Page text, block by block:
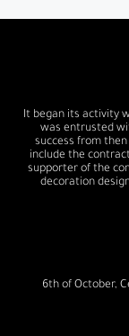
It began its activity
was entrusted
success from
include the
supporter of the
decoration
6th of October,